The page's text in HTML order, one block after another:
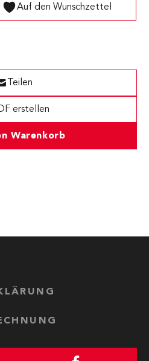
Auf den Wunschzettel
Warenkorb
erstellen
Teilen